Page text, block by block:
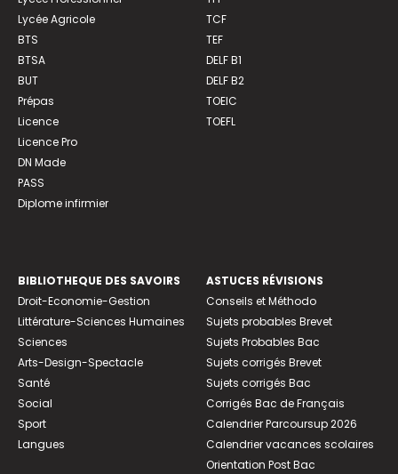
Lycée Agricole
BTS
BTSA
BUT
Prépas
Licence
Licence Pro
DN Made
PASS
Diplome infirmier
TCF
TEF
DELF B1
DELF B2
TOEIC
TOEFL
BIBLIOTHEQUE DES SAVOIRS
Droit-Economie-Gestion
Littérature-Sciences Humaines
Sciences
Arts-Design-Spectacle
Santé
Social
Sport
Langues
ASTUCES RÉVISIONS
Conseils et Méthodo
Sujets probables Brevet
Sujets Probables Bac
Sujets corrigés Brevet
Sujets corrigés Bac
Corrigés Bac de Français
Calendrier Parcoursup 2026
Calendrier vacances scolaires
Orientation Post Bac